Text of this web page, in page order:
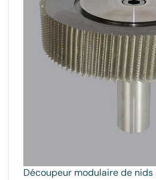
Découpeur modulaire de